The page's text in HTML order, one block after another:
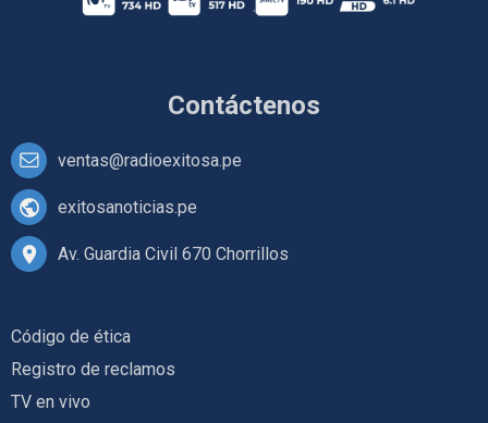
Contáctenos
ventas@radioexitosa.pe
exitosanoticias.pe
Av. Guardia Civil 670 Chorrillos
Código de ética
Registro de reclamos
TV en vivo